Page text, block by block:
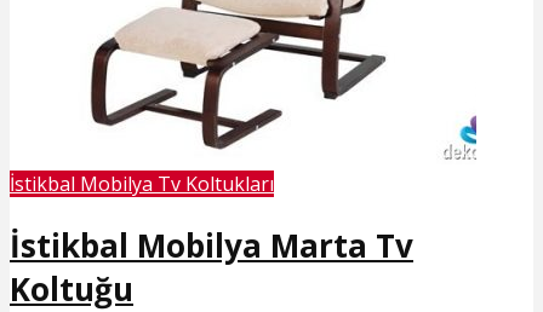
İstikbal Mobilya Tv Koltukları
İstikbal Mobilya Marta Tv
Koltuğu